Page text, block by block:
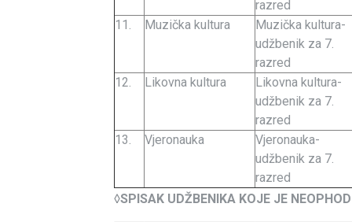
razred
11.
Muzička kultura
Muzička kultura-
udžbenik za 7.
razred
12.
Likovna kultura
Likovna kultura-
udžbenik za 7.
razred
13.
Vjeronauka
Vjeronauka-
udžbenik za 7.
razred
◊SPISAK UDŽBENIKA KOJE JE